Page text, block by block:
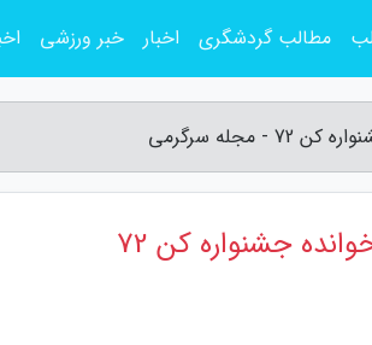
مجله سرگرمی
جشنواره کن 72
مطالب گردشگری اخبار خبر ورزشی